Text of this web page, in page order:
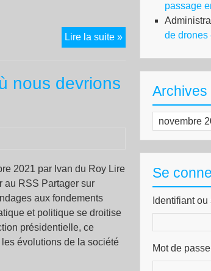
Lire la suite »Appel
à
mouvement
des
Jaunes
samedi
nous devrions
2021 par Ivan du Roy Lire
au RSS Partager sur
aux fondements
et politique se droitise
présidentielle, ce
évolutions de la société
passage
de drones
Archives
Archives
Se
Identifiant ou
Mot de passe